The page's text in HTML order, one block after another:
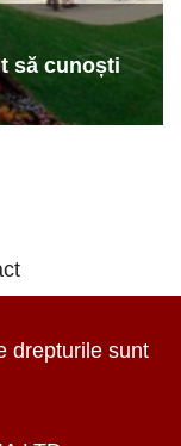
drepturile sunt